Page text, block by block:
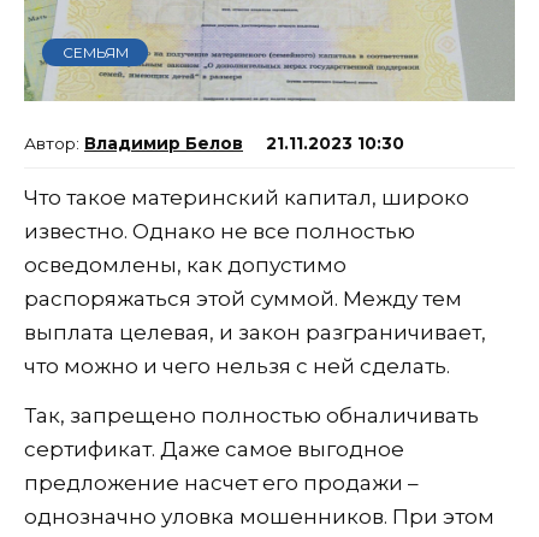
СЕМЬЯМ
Владимир Белов 21.11.2023 10:30
Что такое материнский капитал, широко
известно. Однако не все полностью
осведомлены, как допустимо
распоряжаться этой суммой. Между тем
выплата целевая, и закон разграничивает,
что можно и чего нельзя с ней сделать.
Так, запрещено полностью обналичивать
сертификат. Даже самое выгодное
предложение насчет его продажи –
однозначно уловка мошенников. При этом